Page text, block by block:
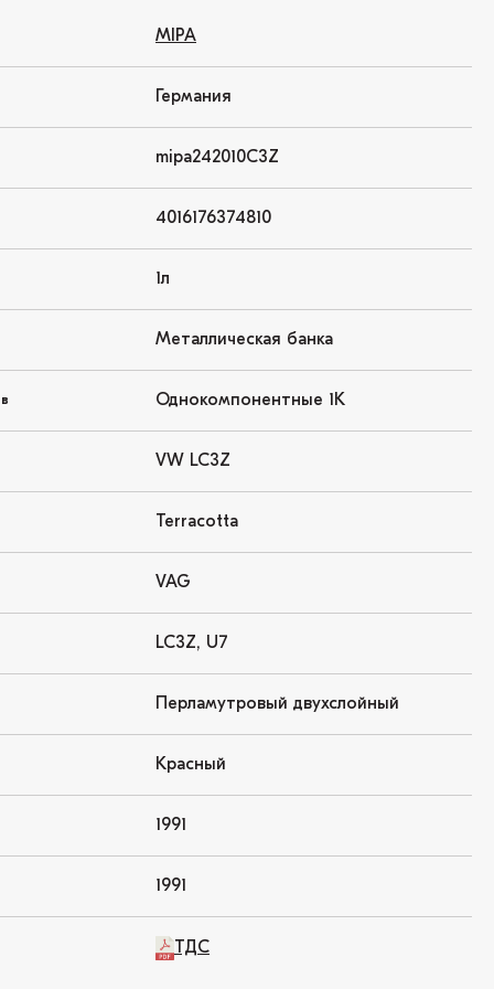
MIPA
Германия
mipa242010C3Z
4016176374810
1л
Металлическая банка
Однокомпонентные 1K
VW LC3Z
Terracotta
VAG
LC3Z, U7
Перламутровый двухслойный
Красный
1991
1991
ТДС